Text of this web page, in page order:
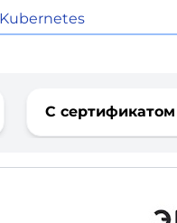
Kubernetes
С сертификатом